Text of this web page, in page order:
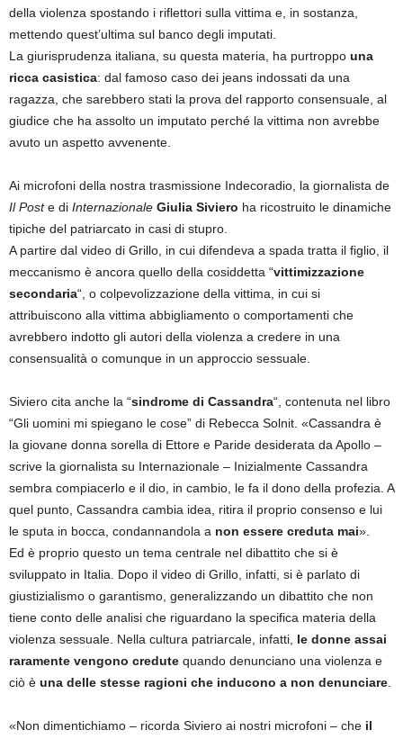
della violenza spostando i riflettori sulla vittima e, in sostanza,
mettendo quest’ultima sul banco degli imputati.
La giurisprudenza italiana, su questa materia, ha purtroppo una
ricca casistica: dal famoso caso dei jeans indossati da una
ragazza, che sarebbero stati la prova del rapporto consensuale, al
giudice che ha assolto un imputato perché la vittima non avrebbe
avuto un aspetto avvenente.
Ai microfoni della nostra trasmissione Indecoradio, la giornalista de
Il Poste di Internazionale Giulia Siviero ha ricostruito le dinamiche
tipiche del patriarcato in casi di stupro.
A partire dal video di Grillo, in cui difendeva a spada tratta il figlio, il
meccanismo è ancora quello della cosiddetta “vittimizzazione
secondaria“, o colpevolizzazione della vittima, in cui si
attribuiscono alla vittima abbigliamento o comportamenti che
avrebbero indotto gli autori della violenza a credere in una
consensualità o comunque in un approccio sessuale.
Siviero cita anche la “sindrome di Cassandra“, contenuta nel libro
“Gli uomini mi spiegano le cose” di Rebecca Solnit. «Cassandra è
la giovane donna sorella di Ettore e Paride desiderata da Apollo –
scrive la giornalista su Internazionale – Inizialmente Cassandra
sembra compiacerlo e il dio, in cambio, le fa il dono della profezia. A
quel punto, Cassandra cambia idea, ritira il proprio consenso e lui
le sputa in bocca, condannandola a non essere creduta mai».
Ed è proprio questo un tema centrale nel dibattito che si è
sviluppato in Italia. Dopo il video di Grillo, infatti, si è parlato di
giustizialismo o garantismo, generalizzando un dibattito che non
tiene conto delle analisi che riguardano la specifica materia della
violenza sessuale. Nella cultura patriarcale, infatti, le donne assai
raramente vengono credute quando denunciano una violenza e
ciò è una delle stesse ragioni che inducono a non denunciare.
«Non dimentichiamo – ricorda Siviero ai nostri microfoni – che il